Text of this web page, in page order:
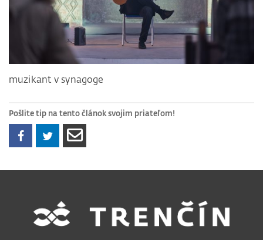
muzikant v synagoge
Pošlite tip na tento článok svojim priateľom!